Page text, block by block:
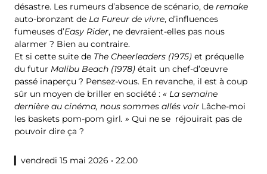
désastre. Les rumeurs d’absence de scénario, de remake
auto-bronzant de La Fureur de vivre, d’influences
fumeuses d’Easy Rider, ne devraient-elles pas nous
alarmer ? Bien au contraire.
Et si cette suite de The Cheerleaders (1975) et préquelle
du futur Malibu Beach (1978) était un chef-d’œuvre
passé inaperçu ? Pensez-vous. En revanche, il est à coup
sûr un moyen de briller en société : « La semaine
dernière au cinéma, nous sommes allés voir Lâche-moi
les baskets pom-pom girl. » Qui ne se réjouirait pas de
pouvoir dire ça ?
▎vendredi 15 mai 2026 • 22.00